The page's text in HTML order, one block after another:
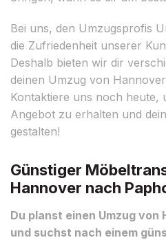
Bei uns, den Umzugsprofis
die Zufriedenheit unserer
Deshalb bieten wir dir
deinen Umzug von
Kontaktiere uns noch heute,
Angebot zu erhalten und
gestalten!
Günstiger
Hannover nach
Du planst einen Umzug von
und suchst nach einem